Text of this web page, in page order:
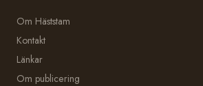
Om Häststam
Kontakt
Länkar
Om publicering